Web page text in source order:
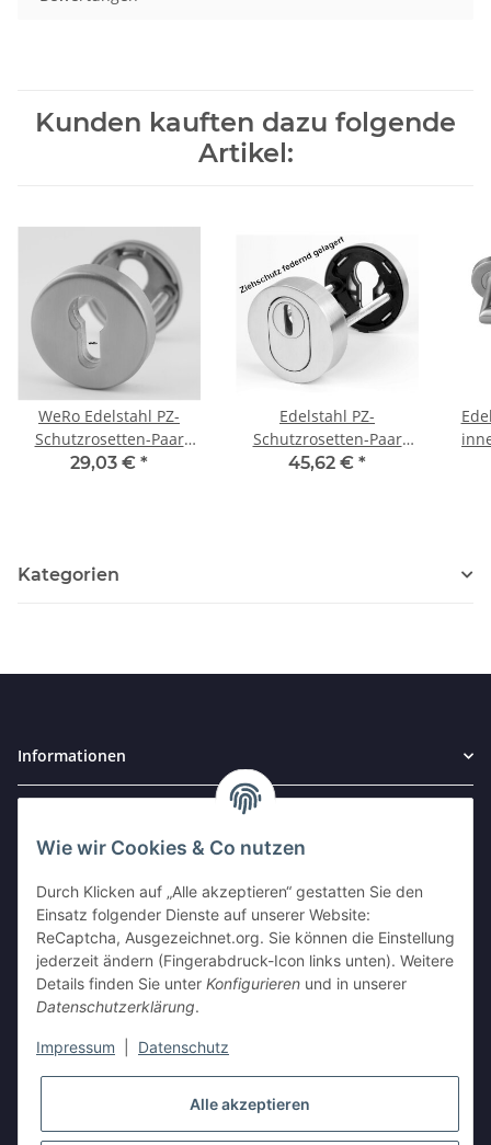
Kunden kauften dazu folgende
Artikel:
WeRo Edelstahl PZ-
Schutzrosetten-Paar
rund für Haus und
29,03 € *
Edelstahl PZ-
Schutzrosetten-Paar
rund für Haus und
45,62 € *
innen
Kategorien
Informationen
Widerrufsbutton
AUSGEZEICHNET
Kundenbewertungen
SEHR GUT
17.604 Bewertungen
von hier, ebay.de,
Stephen
21.07.2026
toller Shop, gute Ware.
Wie wir Cookies & Co nutzen
Durch Klicken auf „Alle akzeptieren“ gestatten Sie den
Einsatz folgender Dienste auf unserer Website:
ReCaptcha, Ausgezeichnet.org. Sie können die Einstellung
jederzeit ändern (Fingerabdruck-Icon links unten). Weitere
Details finden Sie unter Konfigurieren und in unserer
Datenschutzerklärung.
Impressum Datenschutz
Alle akzeptieren